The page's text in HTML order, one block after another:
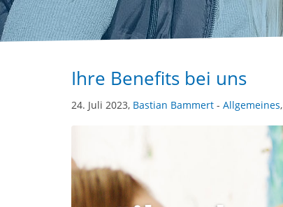
Ihre Benefits bei uns
24. Juli 2023, Bastian Bammert - Allgemeines,